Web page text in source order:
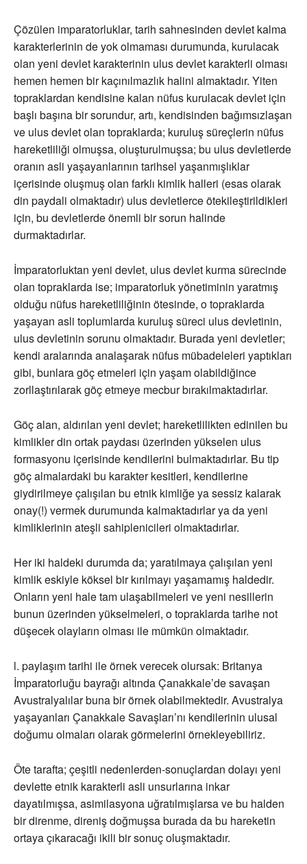
Çözülen imparatorluklar, tarih sahnesinden devlet kalma
karakterlerinin de yok olmaması durumunda, kurulacak
olan yeni devlet karakterinin ulus devlet karakterli olması
hemen hemen bir kaçınılmazlık halini almaktadır. Yiten
topraklardan kendisine kalan nüfus kurulacak devlet için
başlı başına bir sorundur, artı, kendisinden bağımsızlaşan
ve ulus devlet olan topraklarda; kuruluş süreçlerin nüfus
hareketliliği olmuşsa, oluşturulmuşsa; bu ulus devletlerde
oranın asli yaşayanlarının tarihsel yaşanmışlıklar
içerisinde oluşmuş olan farklı kimlik halleri (esas olarak
din paydali olmaktadır) ulus devletlerce ötekileştirildikleri
için, bu devletlerde önemli bir sorun halinde
durmaktadırlar.
İmparatorluktan yeni devlet, ulus devlet kurma sürecinde
olan topraklarda ise; imparatorluk yönetiminin yaratmış
olduğu nüfus hareketliliğinin ötesinde, o topraklarda
yaşayan asli toplumlarda kuruluş süreci ulus devletinin,
ulus devletinin sorunu olmaktadır. Burada yeni devletler;
kendi aralarında analaşarak nüfus mübadeleleri yaptıkları
gibi, bunlara göç etmeleri için yaşam olabildiğince
zorllaştırılarak göç etmeye mecbur bırakılmaktadırlar.
Göç alan, aldırılan yeni devlet; hareketlilikten edinilen bu
kimlikler din ortak paydası üzerinden yükselen ulus
formasyonu içerisinde kendilerini bulmaktadırlar. Bu tip
göç almalardaki bu karakter kesitleri, kendilerine
giydirilmeye çalışılan bu etnik kimliğe ya sessiz kalarak
onay(!) vermek durumunda kalmaktadırlar ya da yeni
kimliklerinin ateşli sahiplenicileri olmaktadırlar.
Her iki haldeki durumda da; yaratılmaya çalışılan yeni
kimlik eskiyle köksel bir kırılmayı yaşamamış haldedir.
Onların yeni hale tam ulaşabilmeleri ve yeni nesillerin
bunun üzerinden yükselmeleri, o topraklarda tarihe not
düşecek olayların olması ile mümkün olmaktadır.
l. paylaşım tarihi ile örnek verecek olursak: Britanya
İmparatorluğu bayrağı altında Çanakkale’de savaşan
Avustralyalılar buna bir örnek olabilmektedir. Avustralya
yaşayanları Çanakkale Savaşları’nı kendilerinin ulusal
doğumu olmaları olarak görmelerini örnekleyebiliriz.
Öte tarafta; çeşitli nedenlerden-sonuçlardan dolayı yeni
devlette etnik karakterli asli unsurlarına inkar
dayatılmışsa, asimilasyona uğratılmışlarsa ve bu halden
bir direnme, direniş doğmuşsa burada da bu hareketin
ortaya çıkaracağı ikili bir sonuç oluşmaktadır.